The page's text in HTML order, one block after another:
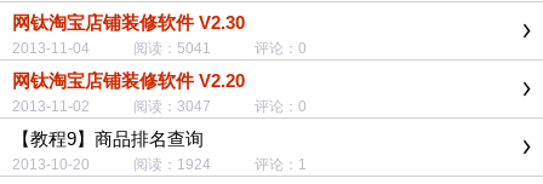
网钛淘宝店铺装修软件 V2.30
2013-11-04 阅读：5041 评论：0
网钛淘宝店铺装修软件 V2.20
2013-11-02 阅读：3047 评论：0
【教程9】商品排名查询
2013-10-20 阅读：1924 评论：1